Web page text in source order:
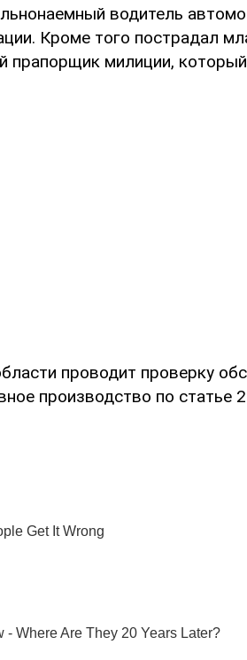
водитель
Кроме того пострадал
прапорщик милиции,
проводит проверку
производство по статье